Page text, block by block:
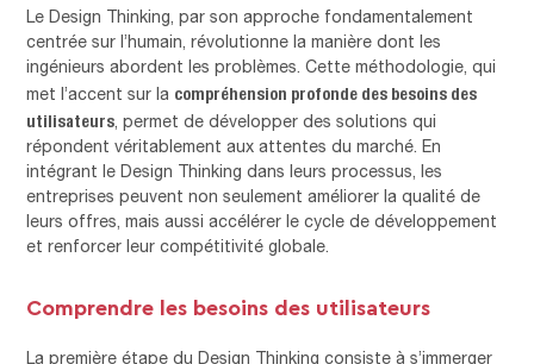
Le Design Thinking, par son approche fondamentalement
centrée sur l’humain, révolutionne la manière dont les
ingénieurs abordent les problèmes. Cette méthodologie, qui
met l’accent sur la compréhension profonde des besoins des
utilisateurs , permet de développer des solutions qui
répondent véritablement aux attentes du marché. En
intégrant le Design Thinking dans leurs processus, les
entreprises peuvent non seulement améliorer la qualité de
leurs offres, mais aussi accélérer le cycle de développement
et renforcer leur compétitivité globale.
Comprendre les besoins des utilisateurs
La première étape du Design Thinking consiste à s’immerger